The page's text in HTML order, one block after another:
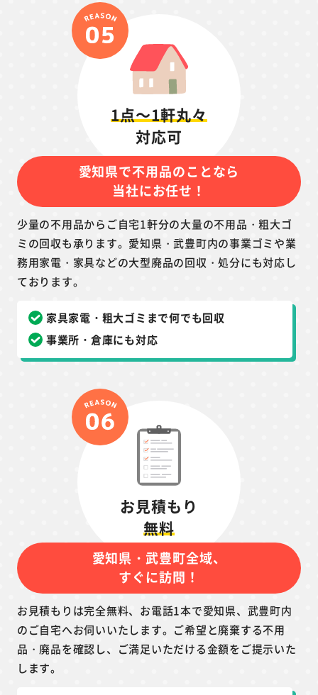
1点～1軒丸々
対応可
愛知県で不用品のことなら
当社にお任せ！
少量の不用品からご自宅1軒分の大量の不用品・粗大ゴ
ミの回収も承ります。愛知県・武豊町内の事業ゴミや業
務用家電・家具などの大型廃品の回収・処分にも対応し
ております。
家具家電・粗大ゴミまで何でも回収
事業所・倉庫にも対応
お見積もり
無料
愛知県・武豊町全域、
すぐに訪問！
お見積もりは完全無料、お電話1本で愛知県、武豊町内
のご自宅へお伺いいたします。ご希望と廃棄する不用
品・廃品を確認し、ご満足いただける金額をご提示いた
します。